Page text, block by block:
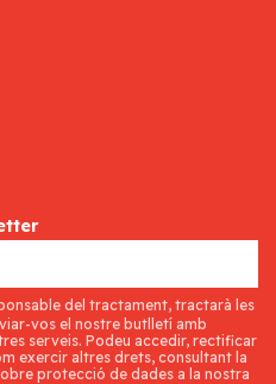
del tractament, tractarà les
vos el nostre butlletí amb
serveis. Podeu accedir, rectificar
exercir altres drets, consultant la
protecció de dades a la nostra